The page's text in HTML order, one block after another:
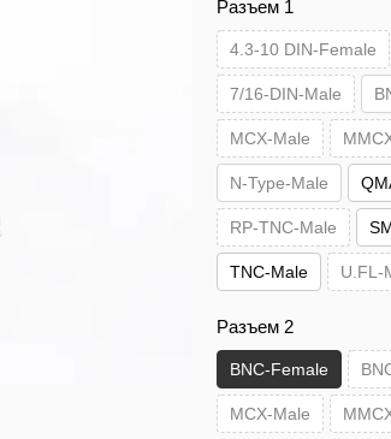
Разъем 1
4.3-10 DIN-Female
7/16-DIN-Male
MCX-Male
N-Type-Male
RP-TNC-Male
TNC-Male U.FL-
Разъем 2
BNC-Female
MCX-Male